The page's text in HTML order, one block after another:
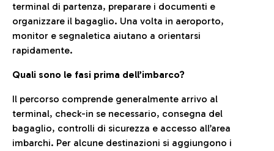
terminal di partenza, preparare i documenti e
organizzare il bagaglio. Una volta in aeroporto,
monitor e segnaletica aiutano a orientarsi
rapidamente.
Quali sono le fasi prima dell’imbarco?
Il percorso comprende generalmente arrivo al
terminal, check-in se necessario, consegna del
bagaglio, controlli di sicurezza e accesso all’area
imbarchi. Per alcune destinazioni si aggiungono i